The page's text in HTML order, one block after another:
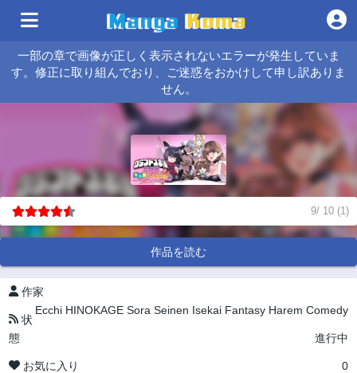
一部の章で画像が正しく表示されないエラーが発生していま
す。修正に取り組んでおり、ご迷惑をおかけして申し訳ありま
せん。
9/ 10 (1)
作品を読む
作家
Ecchi HINOKAGE Sora Seinen Isekai Fantasy Harem Comedy
状
態
進行中
お気に入り 0